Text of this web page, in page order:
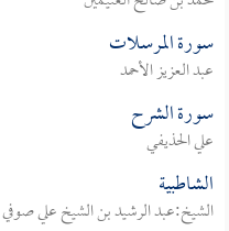
سورة المرسلات
عبد العزيز الأحمد
سورة الشرح
علي الحذيفي
الشاطبية
الشيخ:عبد الرشيد بن الشيخ علي صوفي